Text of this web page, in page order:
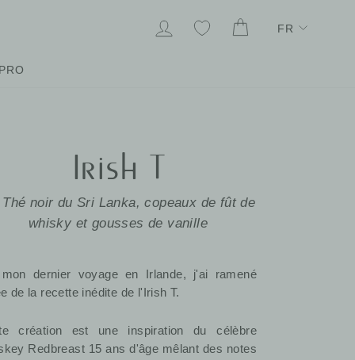
SE CONNECTER
MES FAVORIS
PANIER
FR
PRO
Irish T
Thé noir du Sri Lanka, copeaux de fût de
whisky et gousses de vanille
dernier voyage en Irlande, j'ai ramené
de la recette inédite de l'Irish T.
création est une inspiration du célèbre
Redbreast 15 ans d'âge mêlant des notes